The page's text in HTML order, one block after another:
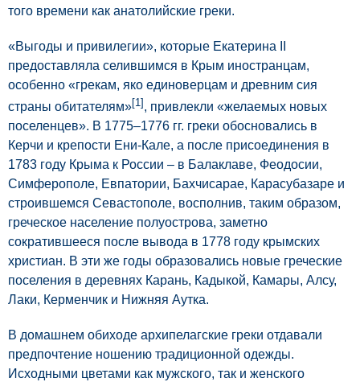
того времени как анатолийские греки.
«Выгоды и привилегии», которые Екатерина II
предоставляла селившимся в Крым иностранцам,
особенно «грекам, яко единоверцам и древним сия
страны обитателям»[1] , привлекли «желаемых новых
поселенцев». В 1775–1776 гг. греки обосновались в
Керчи и крепости Ени-Кале, а после присоединения в
1783 году Крыма к России – в Балаклаве, Феодосии,
Симферополе, Евпатории, Бахчисарае, Карасубазаре и
строившемся Севастополе, восполнив, таким образом,
греческое население полуострова, заметно
сократившееся после вывода в 1778 году крымских
христиан. В эти же годы образовались новые греческие
поселения в деревнях Карань, Кадыкой, Камары, Алсу,
Лаки, Керменчик и Нижняя Аутка.
В домашнем обиходе архипелагские греки отдавали
предпочтение ношению традиционной одежды.
Исходными цветами как мужского, так и женского